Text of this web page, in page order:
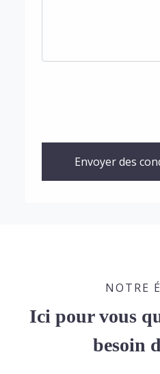
Envoyer des
NOTRE
Ici pour vous
besoin